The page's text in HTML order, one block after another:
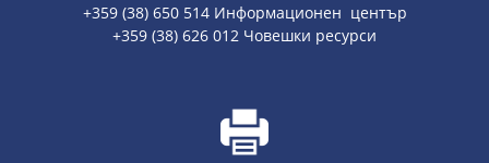
+359 (38) 650 514 Информационен център
+359 (38) 626 012 Човешки ресурси